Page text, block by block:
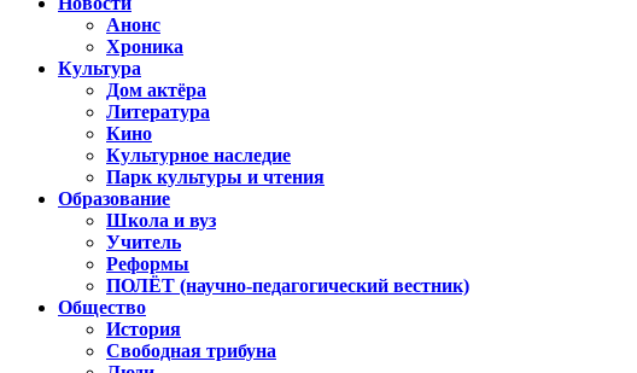
Анонс
Хроника
Культура
Дом актёра
Литература
Кино
Культурное наследие
Парк культуры и чтения
Образование
Школа и вуз
Учитель
Реформы
ПОЛЁТ (научно-педагогический вестник)
Общество
История
Свободная трибуна